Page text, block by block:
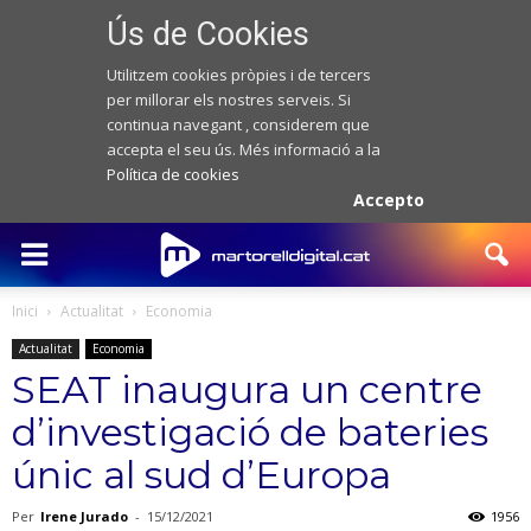
Ús de Cookies
Utilitzem cookies pròpies i de tercers
per millorar els nostres serveis. Si
continua navegant , considerem que
accepta el seu ús. Més informació a la
Política de cookies
Accepto
Inici Actualitat Economia
Actualitat Economia
SEAT inaugura un centre
d’investigació de bateries
únic al sud d’Europa
Per Irene Jurado - 15/12/2021 1956